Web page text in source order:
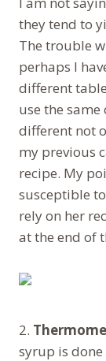
they tend to
The trouble
perhaps I
different
use the
different not
my previous
recipe. My
susceptible
rely on her
at the end of
2.
syrup is